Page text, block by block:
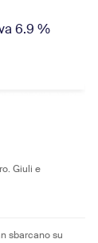
6.9 %
Giuli e
sbarcano su